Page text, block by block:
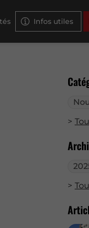
Infos utiles